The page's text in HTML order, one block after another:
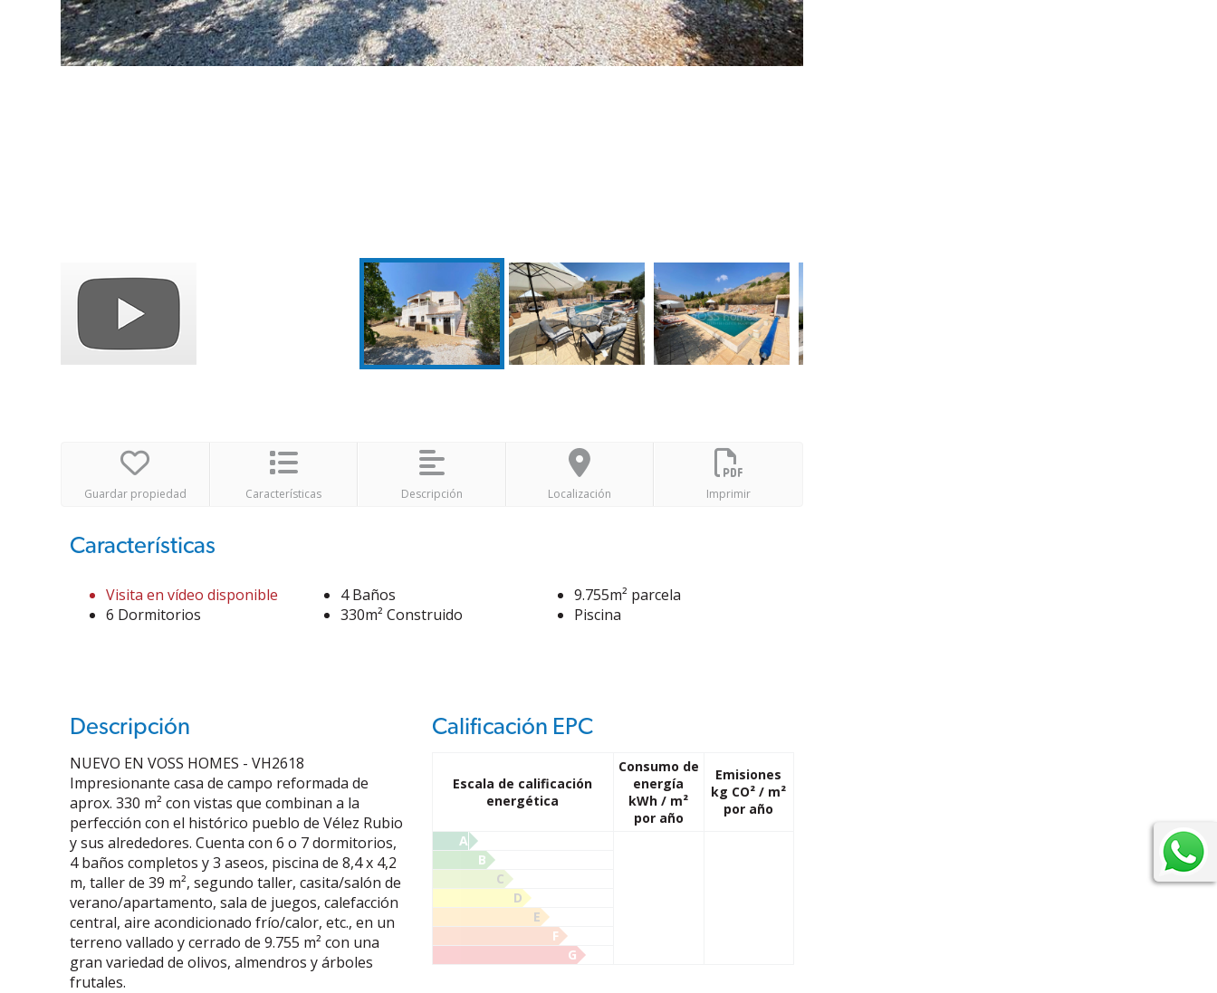
Guardar propiedad Características Descripción Localización Imprimir
Características
Visita en vídeo disponible
6 Dormitorios
4 Baños
330m² Construido
9.755m² parcela
Piscina
Calificación EPC
Escala de calificación
energética
Consumo de
energía
kWh / m²
por año
Emisiones
kg CO² / m²
por año
A
B
C
D
E
F
G
Descripción
NUEVO EN VOSS HOMES - VH2618
Impresionante casa de campo reformada de
aprox. 330 m² con vistas que combinan a la
perfección con el histórico pueblo de Vélez Rubio
y sus alrededores. Cuenta con 6 o 7 dormitorios,
4 baños completos y 3 aseos, piscina de 8,4 x 4,2
m, taller de 39 m², segundo taller, casita/salón de
verano/apartamento, sala de juegos, calefacción
central, aire acondicionado frío/calor, etc., en un
terreno vallado y cerrado de 9.755 m² con una
gran variedad de olivos, almendros y árboles
frutales.